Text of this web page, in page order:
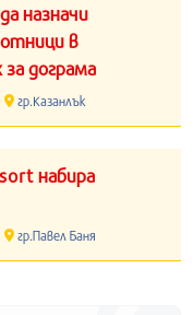
назначи
в
дограма
гр.Казанлък
набира
гр.Павел Баня